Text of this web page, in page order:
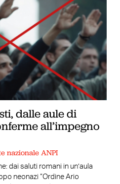
dalle aule di
all’impegno
nazionale ANPI
dai saluti romani in un’aula
neonazi “Ordine Ario